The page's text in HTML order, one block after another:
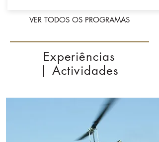
VER TODOS OS PROGRAMAS
Experiências
| Actividades